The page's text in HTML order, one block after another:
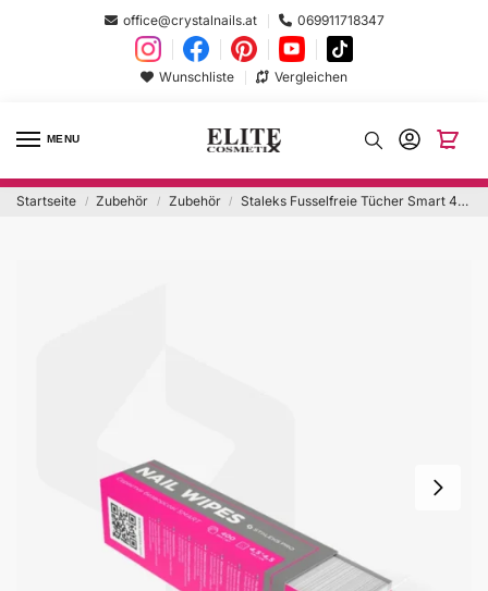
office@crystalnails.at 069911718347
Wunschliste Vergleichen
MENU
Startseite / Zubehör / Zubehör / Staleks Fusselfreie Tücher Smart 400 stk.